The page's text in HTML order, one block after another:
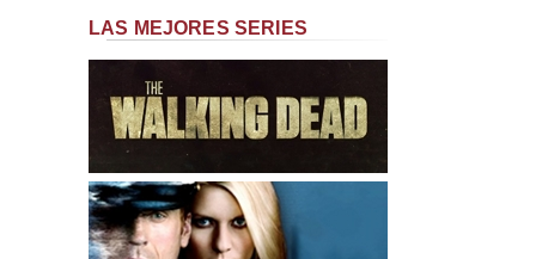
LAS MEJORES SERIES